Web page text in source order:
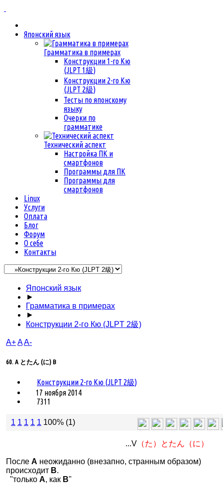
Японский язык
Грамматика в примерах
Конструкции 1-го Кю
(JLPT 1級)
Конструкции 2-го Кю
(JLPT 2級)
Тесты по японскому
языку
Очерки по
грамматике
Технический аспект
Настройка ПК и
смартфонов
Программы для ПК
Программы для
смартфонов
Linux
Услуги
Оплата
Блог
Форум
О себе
Контакты
Японский язык
►
Грамматика в примерах
►
Конструкции 2-го Кю (JLPT 2級)
A+AA-
60. A とたん (に) B
Конструкции 2-го Кю (JLPT 2級)
17 ноября 2014
7311
1 1 1 1 1 100% (1)
...V （た）とたん（に）
После А неожиданно (внезапно, странным образом)
происходит В.
"только А, как В"